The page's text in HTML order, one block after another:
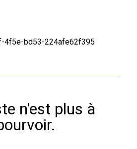
4f5e-bd53-224afe62f395
n'est plus à